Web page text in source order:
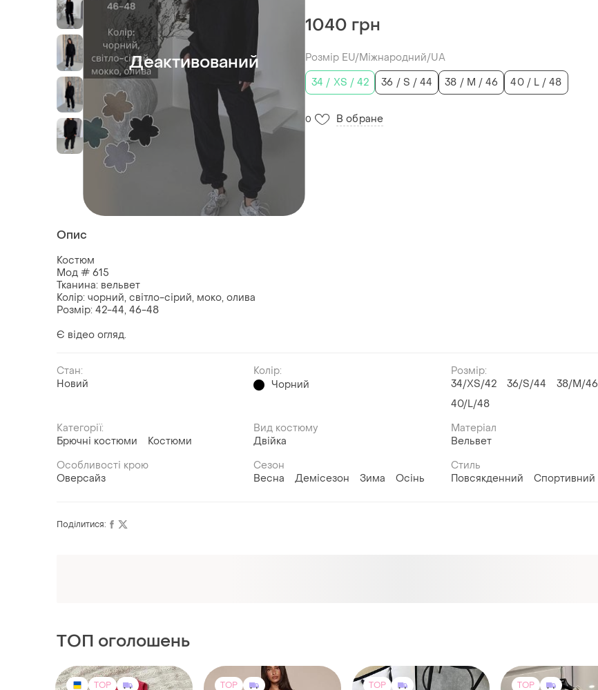
Деактивований
1040 грн
Розмір EU/Міжнародний/UA
34 / XS / 42
36 / S / 44 38 / M / 46 40 / L / 48
0 В обране
Опис
Костюм
Мод # 615
Тканина: вельвет
Колір: чорний, світло-сірий, моко, олива
Розмір: 42-44, 46-48
Є відео огляд.
Стан:
Новий
Колір:
Чорний
Розмір:
34/XS/42
36/S/44
38/M/46
40/L/48
Категорії:
Брючні костюми
Костюми
Вид костюму
Двійка
Матеріал
Вельвет
Особливості крою
Оверсайз
Сезон
Весна
Демісезон Зима Осінь
Стиль
Повсякденний
Спортивний
Поділитися:
ТОП оголошень